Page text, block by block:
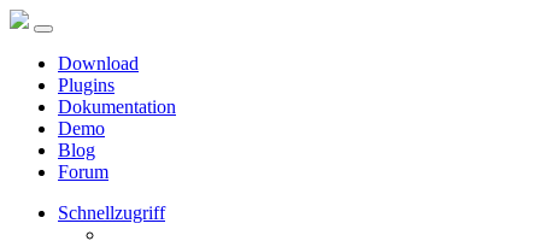
Download
Plugins
Dokumentation
Demo
Blog
Forum
Schnellzugriff